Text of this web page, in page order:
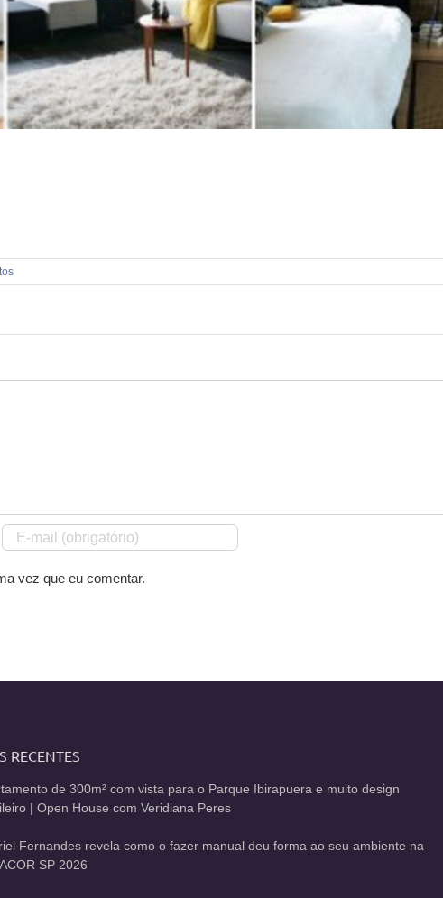
vez que eu comentar.
RECENTES
de 300m² com vista para o Parque Ibirapuera e muito design
| Open House com Veridiana Peres
Fernandes revela como o fazer manual deu forma ao seu ambiente na
SP 2026